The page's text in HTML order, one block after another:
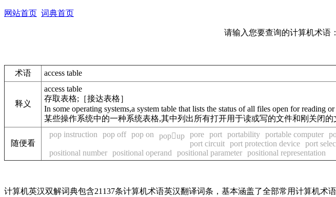
网站首页 词典首页
请输入您要查询的计算机术语：
术语 access table
释义
access table
存取表格;［接达表格］
In some operating systems,a system table that lists the status of all files open for reading
某些操作系统中的一种系统表格,其中列出所有打开用于读或写的文件和刚关闭的
随便看
pop instruction pop off pop on popup pore port portability portable computer
port circuit port protection device port
positional number positional operand positional parameter positional representation
计算机英汉双解词典包含21137条计算机术语英汉翻译词条，基本涵盖了全部常用计算机术